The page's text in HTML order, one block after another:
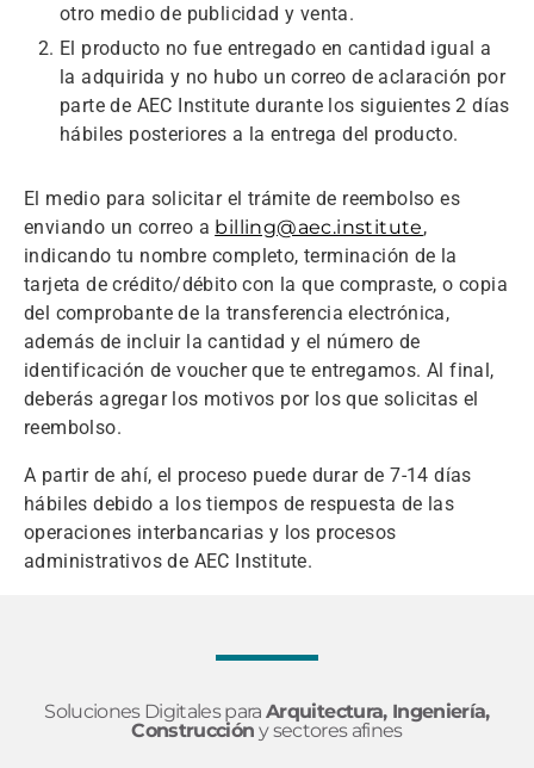
otro medio de publicidad y venta.
El producto no fue entregado en cantidad igual a
la adquirida y no hubo un correo de aclaración por
parte de AEC Institute durante los siguientes 2 días
hábiles posteriores a la entrega del producto.
El medio para solicitar el trámite de reembolso es
enviando un correo a billing@aec.institute,
indicando tu nombre completo, terminación de la
tarjeta de crédito/débito con la que compraste, o copia
del comprobante de la transferencia electrónica,
además de incluir la cantidad y el número de
identificación de voucher que te entregamos. Al final,
deberás agregar los motivos por los que solicitas el
reembolso.
A partir de ahí, el proceso puede durar de 7-14 días
hábiles debido a los tiempos de respuesta de las
operaciones interbancarias y los procesos
administrativos de AEC Institute.
Soluciones Digitales paraArquitectura, Ingeniería,
Construcción y sectores afines